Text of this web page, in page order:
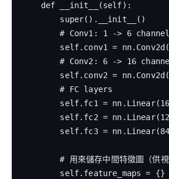
    def __init__(self):
        super().__init__()
# Conv1: 1 -> 6
self.conv1 =
# Conv2: 6 -> 16
self.conv2 =
        # FC layers
self.fc1 =
self.fc2 =
self.fc3 =
# 用來儲存中間特徵圖（供視
        self.feature_maps = {}